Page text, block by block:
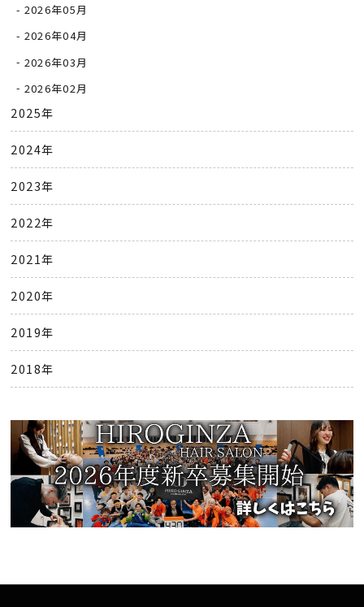
2026年05月
2026年04月
2026年03月
2026年02月
2025年
2024年
2023年
2022年
2021年
2020年
2019年
2018年